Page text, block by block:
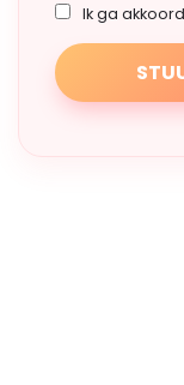
Ik ga